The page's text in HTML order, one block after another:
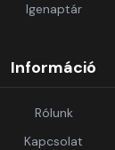
Igenaptár
Információ
Rólunk
Kapcsolat